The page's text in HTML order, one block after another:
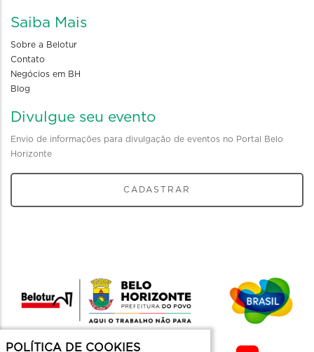
Saiba Mais
Sobre a Belotur
Contato
Negócios em BH
Blog
Divulgue seu evento
Envio de informações para divulgação de eventos no Portal Belo
Horizonte
CADASTRAR
POLÍTICA DE COOKIES